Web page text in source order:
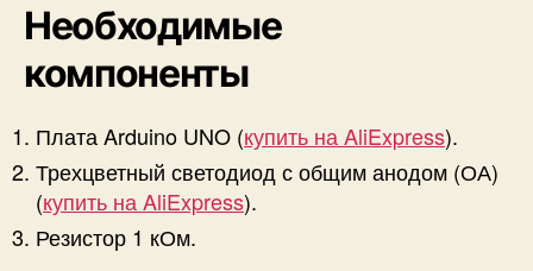
Необходимые
компоненты
Плата Arduino UNO (купить на AliExpress).
Трехцветный светодиод с общим анодом (ОА)
(купить на AliExpress).
Резистор 1 кОм.